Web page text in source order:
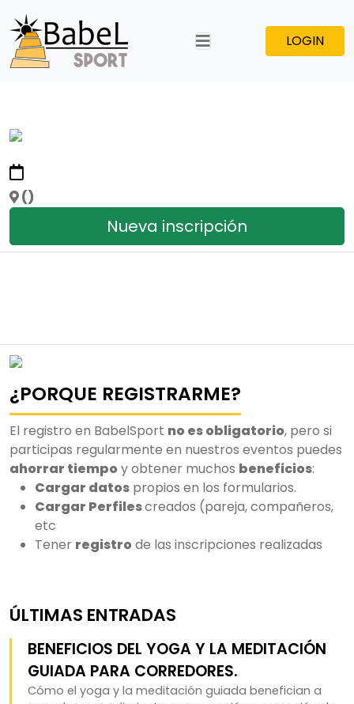
LOGIN
()
Nueva inscripción
¿PORQUE REGISTRARME?
El registro en BabelSport no es obligatorio, pero si
participas regularmente en nuestros eventos puedes
ahorrar tiempo y obtener muchos beneficios:
Cargar datos propios en los formularios.
Cargar Perfilescreados (pareja, compañeros,
etc
Tener registro de las inscripciones realizadas
ÚLTIMAS ENTRADAS
BENEFICIOS DEL YOGA Y LA MEDITACIÓN
GUIADA PARA CORREDORES.
Cómo el yoga y la meditación guiada benefician a